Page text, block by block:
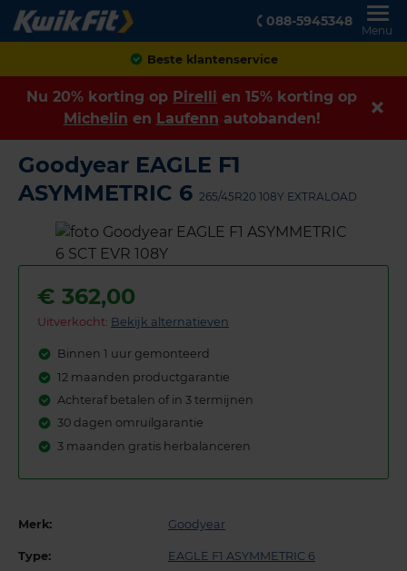
088-5945348
Menu
Achteraf betalen
Nu 20% korting op Pirelli en 15% korting op
Michelin en Laufenn autobanden!
Goodyear EAGLE F1
ASYMMETRIC 6 265/45R20 108Y EXTRALOAD
€ 362,00
Uitverkocht: Bekijk alternatieven
Binnen 1 uur gemonteerd
12 maanden productgarantie
Achteraf betalen of in 3 termijnen
30 dagen omruilgarantie
3 maanden gratis herbalanceren
Merk: Goodyear
Type: EAGLE F1 ASYMMETRIC 6